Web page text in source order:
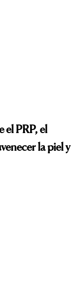
el PRP, el
la piel y